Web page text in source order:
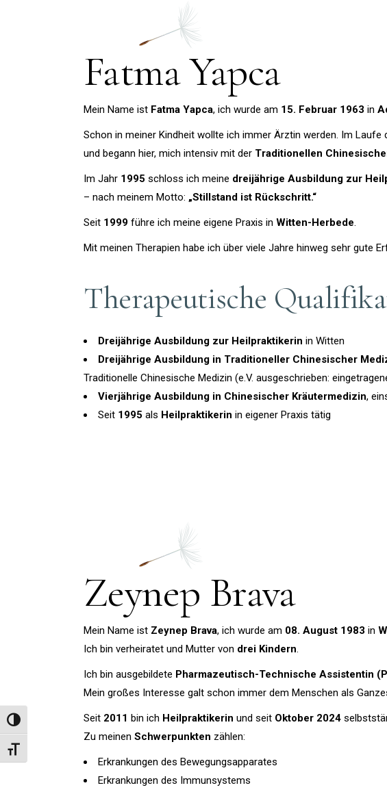
Umschalten auf hohe Kontraste
Schrift vergrößern
Fatma Yapca
Mein Name ist Fatma Yapca, ich wurde am 15. Februar 1963 in
Schon in meiner Kindheit wollte ich immer Ärztin werden. Im
und begann hier, mich intensiv mit der Traditionellen
Im Jahr 1995 schloss ich meine dreijährige Ausbildung zur
– nach meinem Motto: „Stillstand ist Rückschritt.“
Seit 1999 führe ich meine eigene Praxis in Witten-Herbede
Mit meinen Therapien habe ich über viele Jahre hinweg sehr gute
Therapeutische
Dreijährige Ausbildung zur Heilpraktikerin in Witten
Dreijährige Ausbildung in Traditioneller Chinesischer
Traditionelle Chinesische Medizin (e.V. ausgeschrieben:
Vierjährige Ausbildung in Chinesischer Kräutermedizin,
Seit 1995 als Heilpraktikerin in eigener Praxis tätig
Zeynep Brava
Mein Name ist Zeynep Brava, ich wurde am 08. August 1983 in
Ich bin verheiratet und Mutter von drei Kindern.
Ich bin ausgebildete Pharmazeutisch-Technische Assistentin
Mein großes Interesse galt schon immer dem Menschen als
Seit 2011 bin ich Heilpraktikerin und seit Oktober 2024
Zu meinen Schwerpunkten zählen:
Erkrankungen des Bewegungsapparates
Erkrankungen des Immunsystems